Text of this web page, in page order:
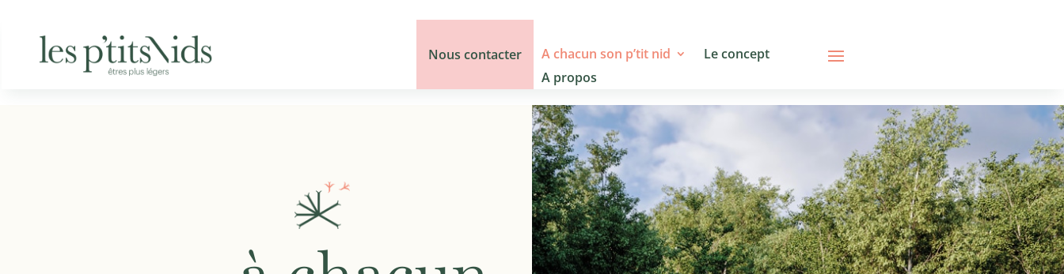
Nous contacter A chacun son p’tit nid
Le concept
A propos